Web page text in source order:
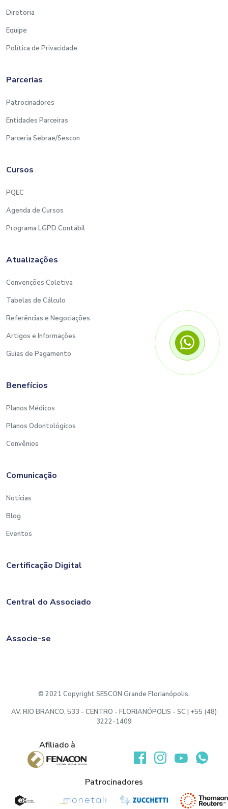
Diretoria
Equipe
Política de Privacidade
Parcerias
Patrocinadores
Entidades Parceiras
Parceria Sebrae/Sescon
Cursos
PQEC
Agenda de Cursos
Programa LGPD Contábil
Atualizações
Convenções Coletiva
Tabelas de Cálculo
Referências e Negociações
Artigos e Informações
Guias de Pagamento
Benefícios
Planos Médicos
Planos Odontológicos
Convênios
Comunicação
Notícias
Blog
Eventos
Certificação Digital
Central do Associado
Associe-se
© 2021 Copyright SESCON Grande Florianópolis.
AV. RIO BRANCO, 533 - CENTRO - FLORIANÓPOLIS - SC | +55 (48)
3222-1409
Afiliado à
Desenvolvido por:
Patrocinadores